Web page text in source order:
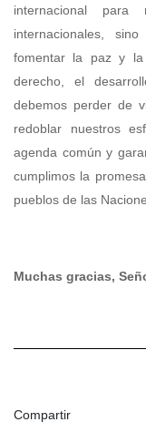
internacional
internacionales,
fomentar la paz y la
derecho, el
debemos perder de
redoblar nuestros
agenda común y
cumplimos la
pueblos de las
Muchas gracias,
Compartir